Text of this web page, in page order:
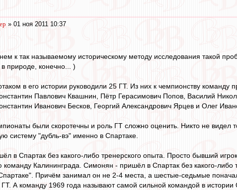
» 01 ноя 2011 10:37
к так называемому историческому методу исследования такой
природе, конечно... )
в его истории руководили 25 ГТ. Из них к чемпионству
Павлович Квашнин, Пётр Герасимович Попов, Василий
Иванович Бесков, Георгий Александрович Ярцев и Олег
были скоротечны и роль ГТ сложно оценить. Никто не видел
систему "дубль-вэ" именно в Спартаке.
в Спартак без какого-либо тренерского опыта. Просто бывший
команду Калининграда. Симонян - пришёл в Спартак без какого-
Причём занимал он не 2-4 места, а шестые-седьмые
ГТ. А команду 1969 года называют самой сильной командой в